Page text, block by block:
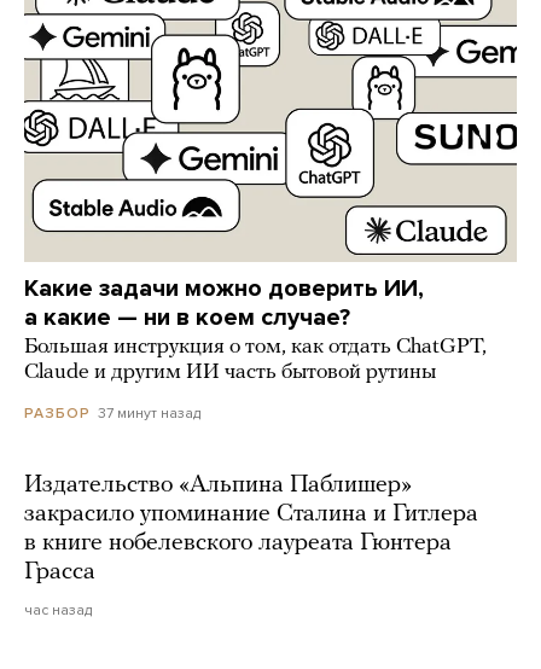
Какие задачи можно доверить ИИ,
а какие — ни в коем случае?
Большая инструкция о том, как отдать ChatGPT,
Claude и другим ИИ часть бытовой рутины
РАЗБОР 37 минут назад
Издательство «Альпина Паблишер»
закрасило упоминание Сталина и Гитлера
в книге нобелевского лауреата Гюнтера
Грасса
час назад